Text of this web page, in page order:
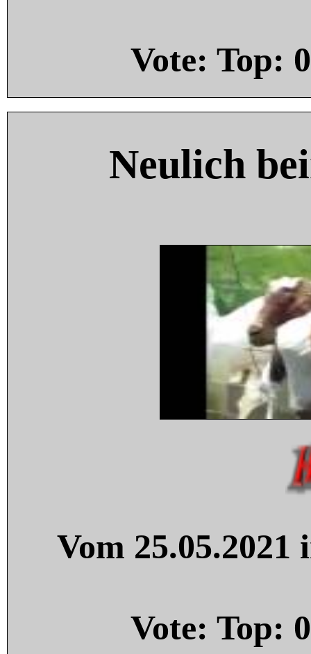
Vote: Top: 0
Neulich
Vom
Vote: Top: 0